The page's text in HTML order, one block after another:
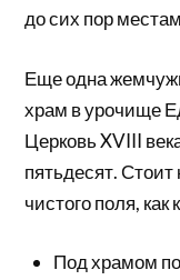
до сих пор
Еще одна
храм в урочище
Церковь XVIII
пятьдесят.
чистого поля,
Под храмом